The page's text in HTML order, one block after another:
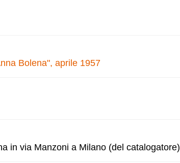
Bolena", aprile 1957
in via Manzoni a Milano (del catalogatore)